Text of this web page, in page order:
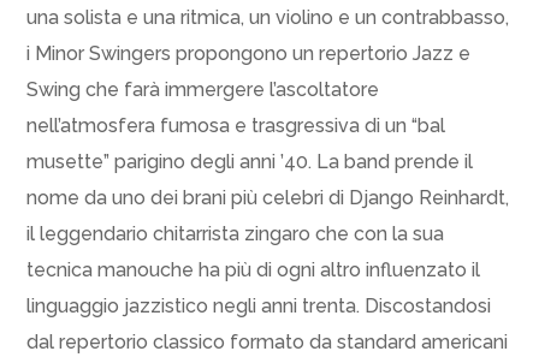
una solista e una ritmica, un violino e un contrabbasso,
i Minor Swingers propongono un repertorio Jazz e
Swing che farà immergere l’ascoltatore
nell’atmosfera fumosa e trasgressiva di un “bal
musette” parigino degli anni ’40. La band prende il
nome da uno dei brani più celebri di Django Reinhardt,
il leggendario chitarrista zingaro che con la sua
tecnica manouche ha più di ogni altro influenzato il
linguaggio jazzistico negli anni trenta. Discostandosi
dal repertorio classico formato da standard americani